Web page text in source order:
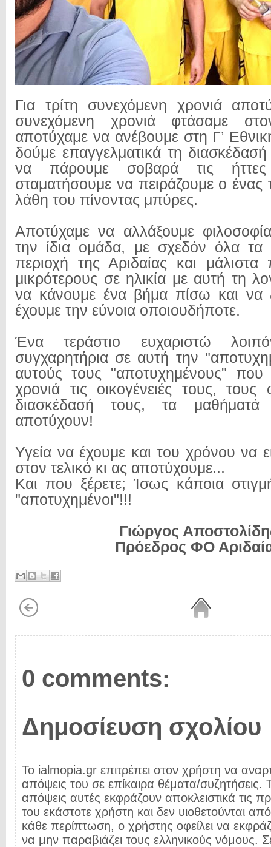
Για τρίτη συνεχόμενη χρονιά
συνεχόμενη χρονιά φτάσαμε
αποτύχαμε να ανέβουμε στη Γ’
δούμε επαγγελματικά τη
να πάρουμε σοβαρά τις
σταματήσουμε να πειράζουμε ο ένας
λάθη του πίνοντας μπύρες.
Αποτύχαμε να αλλάξουμε
την ίδια ομάδα, με σχεδόν όλα τα
περιοχή της Αριδαίας και μάλιστα
μικρότερους σε ηλικία με αυτή τη
να κάνουμε ένα βήμα πίσω και να
έχουμε την εύνοια οποιουδήποτε.
Ένα τεράστιο ευχαριστώ
συγχαρητήρια σε αυτή την
αυτούς τους "αποτυχημένους"
χρονιά τις οικογένειές τους,
διασκέδασή τους, τα
αποτύχουν!
Υγεία να έχουμε και του χρόνου να
στον τελικό κι ας αποτύχουμε...
Και που ξέρετε; Ίσως κάποια
"αποτυχημένοι"!!!
Γιώργος
Πρόεδρος ΦΟ
0 comments:
Δημοσίευση σχολίου
Το ialmopia.gr επιτρέπει στον χρήστη να
απόψεις του σε επίκαιρα θέματα/συζητήσεις.
απόψεις αυτές εκφράζουν αποκλειστικά τις
του εκάστοτε χρήστη και δεν υιοθετούνται
κάθε περίπτωση, ο χρήστης οφείλει να
να μην παραβιάζει τους ελληνικούς νόμους.